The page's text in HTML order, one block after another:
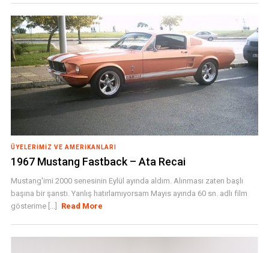
ÜYELERIMIZ VE AMERIKANLARI
1967 Mustang Fastback – Ata Recai
Mustang'imi 2000 senesinin Eylül ayında aldım. Alınması zaten başlı
başına bir şanstı. Yanlış hatırlamıyorsam Mayıs ayında 60 sn. adlı film
gösterime [...]
Read More